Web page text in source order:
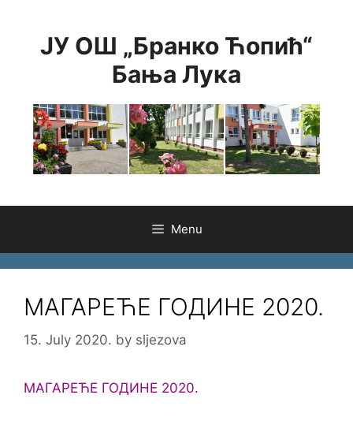
contentЈУ ОШ „Бранко Ћопић“
Бања Лука
Menu
МАГАРЕЋЕ ГОДИНЕ 2020.
15. July 2020. by sljezova
МАГАРЕЋЕ ГОДИНЕ 2020.